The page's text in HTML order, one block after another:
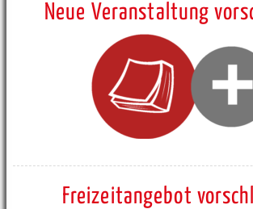
Neue Veranstaltung
Freizeitangebot